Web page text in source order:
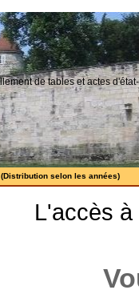
de tables et actes
selon les années)
L'accès